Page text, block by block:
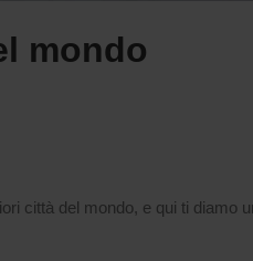
mondo
città del mondo, e qui ti diamo